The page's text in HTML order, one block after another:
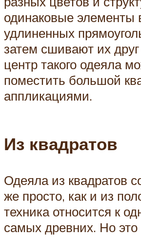
одинаковые элементы
удлиненных
затем сшивают их
центр такого одеяла
поместить большой
аппликациями.
Из квадратов
Одеяла из квадратов
же просто, как и из
техника относится к
самых древних. Но это